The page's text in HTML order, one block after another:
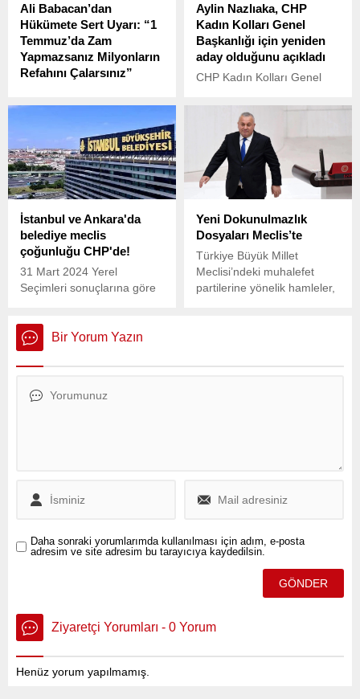
edecek. Sonrasında
Nevşehir’de Hacı Bektaş-ı
Veli anma törenlerine
katılacak.
Ali Babacan’dan
Hükümete Sert Uyarı: “1
Temmuz’da Zam
Yapmazsanız Milyonların
Refahını Çalarsınız”
Ali Babacan, Eskişehir’de
programında gündeme dair
önemli açıklamalarda
bulundu.
Aylin Nazlıaka, CHP
Kadın Kolları Genel
Başkanlığı için yeniden
aday olduğunu açıkladı
CHP Kadın Kolları Genel
Kadın Kolları Genel
Başkanlığı için yeniden
aday olduğunu açıkladı.
Nazlıaka, “Her gün evde,
işte, sokakta, otobüste
öldürülen, tacize tecavüze
hakkını savunmak için
adayım. Kadınların nasıl
giyineceğinden, nasıl
konuşacağına; kaç çocuk
doğuracağından ne zaman
İstanbul ve Ankara'da
belediye meclis
çoğunluğu CHP'de!
31 Mart 2024 Yerel
Seçimleri sonuçlarına göre
Partisi (CHP) oldu.
İstanbul'da CHP'nin adayı
Ekrem İmamoğlu
CHP'nin adayı Mansur
Yeni Dokunulmazlık
Dosyaları Meclis’te
Türkiye Büyük Millet
Meclisi’ndeki muhalefet
partilerine yönelik hamleler,
Bir Yorum Yazın
Daha sonraki yorumlarımda kullanılması için adım, e-posta
adresim ve site adresim bu tarayıcıya kaydedilsin.
Ziyaretçi Yorumları - 0 Yorum
Henüz yorum yapılmamış.